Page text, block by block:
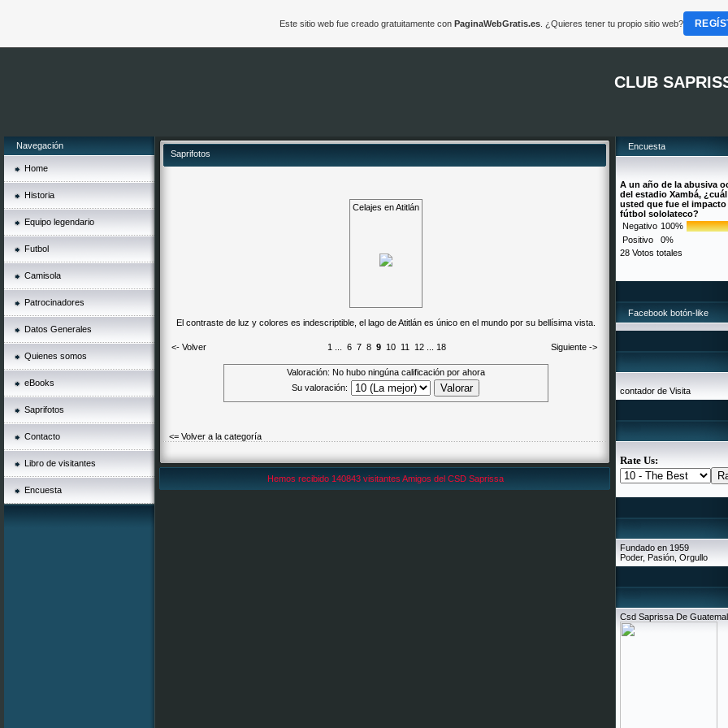
CLUB
Navegación
Home
Historia
Equipo legendario
Futbol
Camisola
Patrocinadores
Datos Generales
Quienes somos
eBooks
Saprifotos
Contacto
Libro de visitantes
Encuesta
Saprifotos
Celajes en Atitlán
El contraste de luz y colores es indescriptible, el lago de Atitlán es único en el mundo por su bellísima vista.
<- Volver 1 6 7 8 9 10 11 12 18 Siguiente ->
Valoración: No hubo ningúna calificación por ahora
Su valoración:
<= Volver a la categoría
Hemos recibido 140843 visitantes Amigos del CSD Saprissa
Encuesta
A un año de la abusiva
del estadio Xambá,
usted que fue el impacto
fútbol sololateco?
Negativo 100%
Positivo
0%
28 Votos totales
Facebook botón-like
contador de Visita
Rate Us:
Fundado en 1959
Poder, Pasión, Orgullo
Csd Saprissa De
Este sitio web fue creado gratuitamente con PaginaWebGratis.es. ¿Quieres tener tu propio sitio web?